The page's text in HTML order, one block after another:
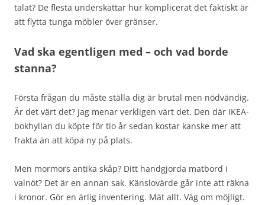
talat? De flesta underskattar hur komplicerat det faktiskt är
att flytta tunga möbler över gränser.
Vad ska egentligen med – och vad borde
stanna?
Första frågan du måste ställa dig är brutal men nödvändig.
Är det värt det? Jag menar verkligen värt det. Den där IKEA-
bokhyllan du köpte för tio år sedan kostar kanske mer att
frakta än att köpa ny på plats.
Men mormors antika skåp? Ditt handgjorda matbord i
valnöt? Det är en annan sak. Känslovärde går inte att räkna
i kronor. Gör en ärlig inventering. Mät allt. Väg om möjligt.